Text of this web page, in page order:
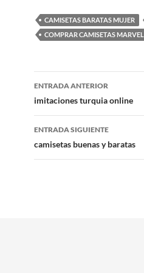
CAMISETAS BARATAS MUJER
COMPRAR CAMISETAS MARVEL
Navegación
de
entradas
ENTRADA ANTERIOR
imitaciones turquia online
ENTRADA SIGUIENTE
camisetas buenas y baratas